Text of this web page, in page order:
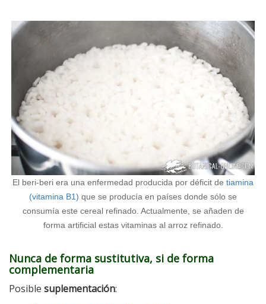
El beri-beri era una enfermedad producida por déficit de tiamina
(vitamina B1) que se producía en países donde sólo se
consumía este cereal refinado. Actualmente, se añaden de
forma artificial estas vitaminas al arroz refinado.
Nunca de forma sustitutiva, si de forma
complementaria
Posible suplementación: